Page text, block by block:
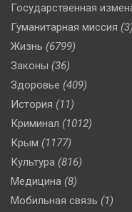
Государственная
Гуманитарная миссия (3)
Жизнь (6799)
Законы (36)
Здоровье (409)
История (11)
Криминал (1012)
Крым (1177)
Культура (816)
Медицина (8)
Мобильная связь (1)